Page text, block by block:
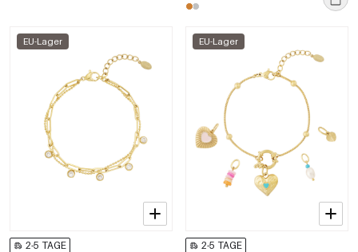
EU-Lager
2-5 TAGE
EU-Lager
2-5 TAGE